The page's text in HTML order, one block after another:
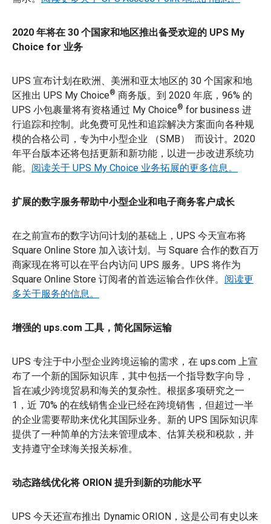
2020 年将在 30 个国家和地区推出备受欢迎的 UPS My
Choice for 业务
UPS 宣布计划在欧洲、美洲和亚太地区的 30 个国家和地
区推出 UPS My Choice® 商务版。到 2020 年底，96% 的
UPS 小包裹量将有资格通过 My Choice® for business 进
行追踪和控制。此免费可见性和追踪解决方案面向各种规
模的合格公司，专为中小型企业 （SMB） 而设计。2020
年平台版本还将包括更新和新功能，以进一步改进系统功
能。 阅读关于 UPS My Choice 业务拓展的更多信息。
扩展的数字服务帮助中小型企业和电子商务客户成长
在之前宣布的数字访问计划的基础上，UPS 今天宣布将
Square Online Store 加入该计划。与 Square 合作的数百万
商家现在将可以在平台内访问 UPS 服务。UPS 将作为
Square Online Store 订阅者的首选运输合作伙伴。 阅读更
多关于服务的信息。
增强的 ups.com 工具，简化国际运输
UPS 专注于中小型企业跨境运输的需求，在 ups.com 上宣
布了一个新的国际知识库，其中包括一个指导数字向导，
旨在减少跨境贸易和海关的复杂性。根据多项研究之一
1，近 70% 的在线销售企业已经在跨境销售，但超过一半
的企业需要帮助来优化其国际业务。新的 UPS 国际知识库
提供了一种简单的方法来管理成本、估算关税和税款，并
支持遵守全球海关报关标准。
动态路线优化将 ORION 提升到新的功能水平
UPS 今天还宣布推出 Dynamic ORION，这是公司有史以来